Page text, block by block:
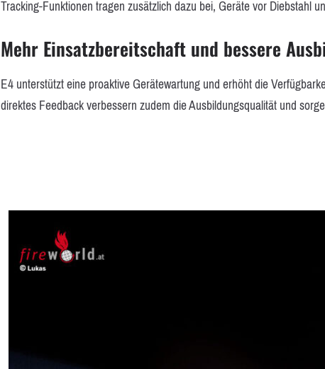
Tracking-Funktionen tragen zusätzlich dazu bei, Geräte vor Diebstahl
Mehr Einsatzbereitschaft und bessere
E4 unterstützt eine proaktive Gerätewartung und erhöht die
direktes Feedback verbessern zudem die Ausbildungsqualität und